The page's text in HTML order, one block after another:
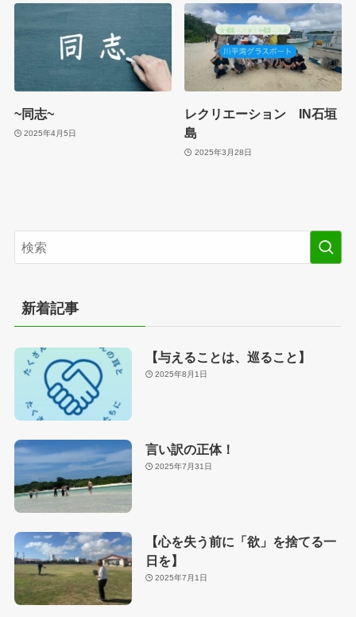
~同志~
2025年4月5日
レクリエーション IN石垣
島
2025年3月28日
新着記事
【与えることは、巡ること】
2025年8月1日
言い訳の正体！
2025年7月31日
【心を失う前に「欲」を捨てる一
日を】
2025年7月1日